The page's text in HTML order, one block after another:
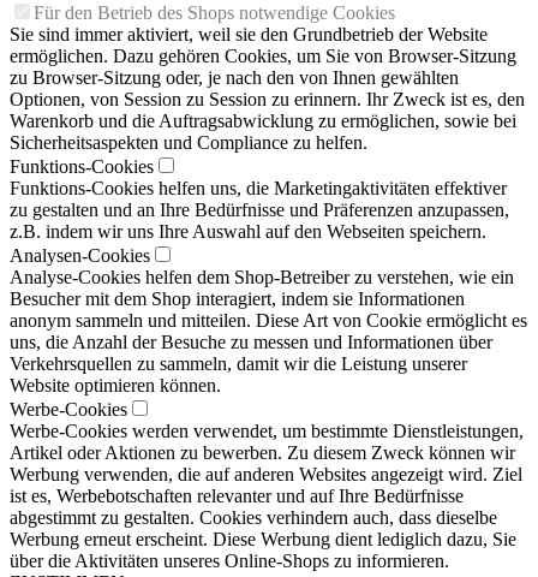
Für den Betrieb des Shops notwendige Cookies
Sie sind immer aktiviert, weil sie den Grundbetrieb der Website
ermöglichen. Dazu gehören Cookies, um Sie von Browser-Sitzung
zu Browser-Sitzung oder, je nach den von Ihnen gewählten
Optionen, von Session zu Session zu erinnern. Ihr Zweck ist es, den
Warenkorb und die Auftragsabwicklung zu ermöglichen, sowie bei
Sicherheitsaspekten und Compliance zu helfen.
Funktions-Cookies
Funktions-Cookies helfen uns, die Marketingaktivitäten effektiver
zu gestalten und an Ihre Bedürfnisse und Präferenzen anzupassen,
z.B. indem wir uns Ihre Auswahl auf den Webseiten speichern.
Analysen-Cookies
Analyse-Cookies helfen dem Shop-Betreiber zu verstehen, wie ein
Besucher mit dem Shop interagiert, indem sie Informationen
anonym sammeln und mitteilen. Diese Art von Cookie ermöglicht es
uns, die Anzahl der Besuche zu messen und Informationen über
Verkehrsquellen zu sammeln, damit wir die Leistung unserer
Website optimieren können.
Werbe-Cookies
Werbe-Cookies werden verwendet, um bestimmte Dienstleistungen,
Artikel oder Aktionen zu bewerben. Zu diesem Zweck können wir
Werbung verwenden, die auf anderen Websites angezeigt wird. Ziel
ist es, Werbebotschaften relevanter und auf Ihre Bedürfnisse
abgestimmt zu gestalten. Cookies verhindern auch, dass dieselbe
Werbung erneut erscheint. Diese Werbung dient lediglich dazu, Sie
über die Aktivitäten unseres Online-Shops zu informieren.